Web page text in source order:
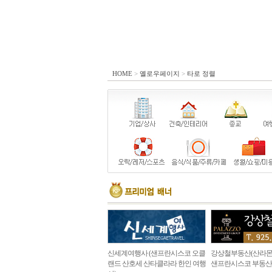
HOME > 옐로우페이지 > 타로 정렬
신세계여행사 (샌프란시스코 오클
랜드 산호세 산타클라라 한인 여행
강상철부동산(산라
샌프란시스코 부동